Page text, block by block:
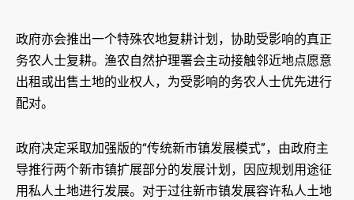
政府亦会推出一个特殊农地复耕计划，协助受影响的真正
务农人士复耕。渔农自然护理署会主动接触邻近地点愿意
出租或出售土地的业权人，为受影响的务农人士优先进行
配对。
政府决定采取加强版的“传统新市镇发展模式”，由政府主
导推行两个新市镇扩展部分的发展计划，因应规划用途征
用私人土地进行发展。对于过往新市镇发展容许私人土地